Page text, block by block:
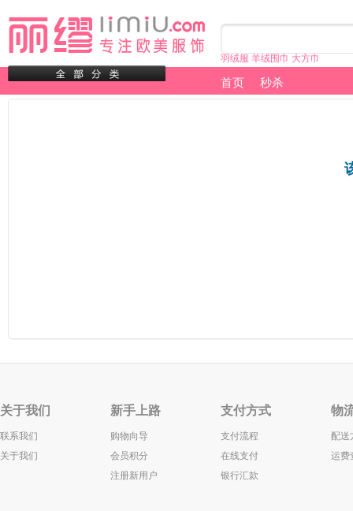
羽绒服 羊绒围巾 大方巾
首页 秒杀
关于我们
联系我们
关于我们
新手上路
购物向导
会员积分
注册新用户
支付方式
支付流程
在线支付
银行汇款
物
配送
运费